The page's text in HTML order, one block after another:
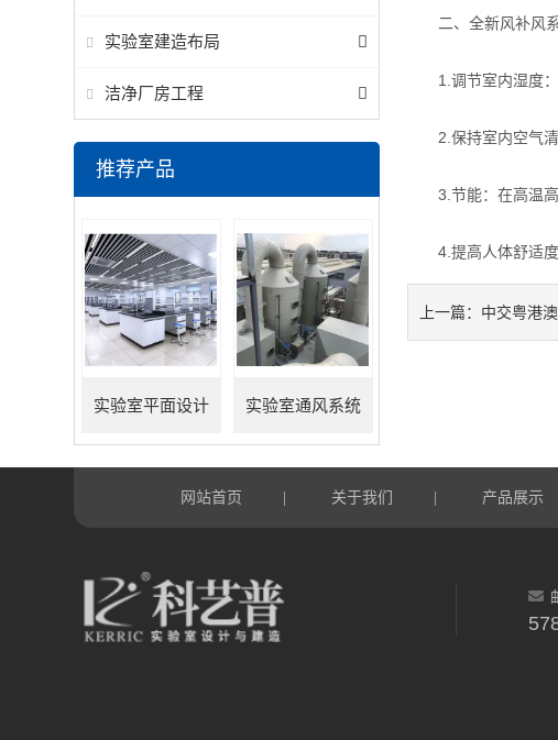
实验室建造布局
洁净厂房工程
推荐产品
实验室平面设计 实验室通风系统
二、全新风补风系
1.调节室内湿度：
2.保持室内空气清
3.节能：在高温高
4.提高人体舒适度
上一篇： 中交粤港
网站首页 关于我们 产品展示